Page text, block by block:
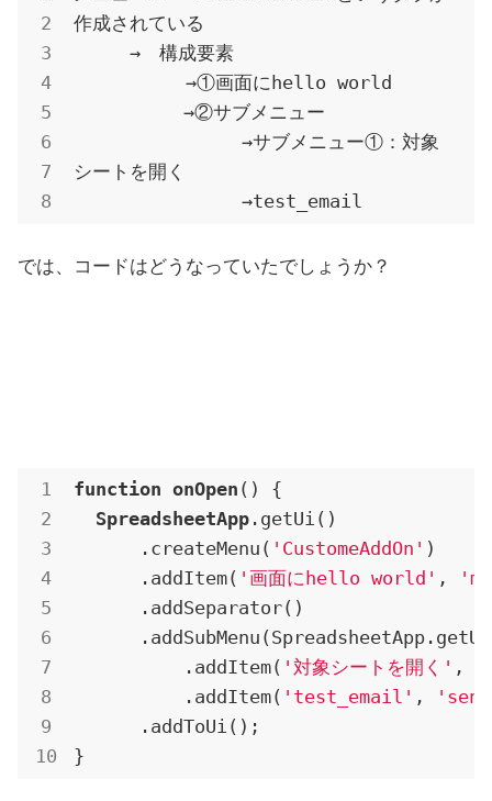
作成されている
→　構成要素
→①画面にhello world
→サブメニュー①：対象
シートを開く
→test_email
では、コードはどうなっていたでしょうか？
function onOpen () {
SpreadsheetApp .getUi ()
.createMenu ( 'CustomeAddOn' )
.addItem( '画面にhello world' ,
.addSeparator()
.addSubMenu
          .addItem(
'対象シートを開く' ,
          .addItem(
'test_email' ,
.addToUi ();
}